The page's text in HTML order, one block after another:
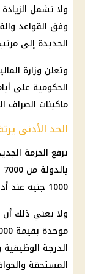
ولا تشمل
وفق القواعد
الجديدة إلى
وتعلن وزارة
الحكومية على
ماكينات الصراف
الحد الأدنى يرتفع
ترفع الحزمة
بالدولة
1000 جنيه عند أدنى مستوى للأجور.
ولا يعني ذلك
الدرجة
المستحقة